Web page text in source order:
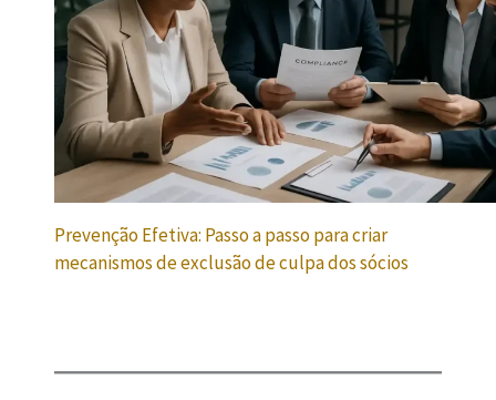
Prevenção Efetiva: Passo a passo para criar
mecanismos de exclusão de culpa dos sócios